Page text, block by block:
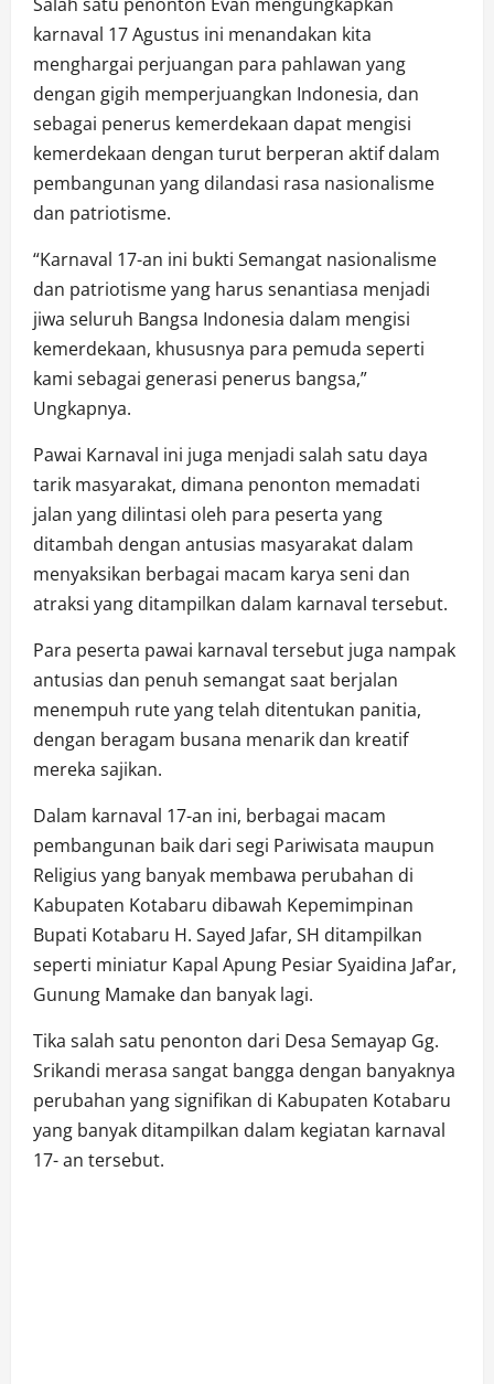
karnaval 17 Agustus ini menandakan kita
menghargai perjuangan para pahlawan yang
dengan gigih memperjuangkan Indonesia, dan
sebagai penerus kemerdekaan dapat mengisi
kemerdekaan dengan turut berperan aktif dalam
pembangunan yang dilandasi rasa nasionalisme
dan patriotisme.
“Karnaval 17-an ini bukti Semangat nasionalisme
dan patriotisme yang harus senantiasa menjadi
jiwa seluruh Bangsa Indonesia dalam mengisi
kemerdekaan, khususnya para pemuda seperti
kami sebagai generasi penerus bangsa,”
Ungkapnya.
Pawai Karnaval ini juga menjadi salah satu daya
tarik masyarakat, dimana penonton memadati
jalan yang dilintasi oleh para peserta yang
ditambah dengan antusias masyarakat dalam
menyaksikan berbagai macam karya seni dan
atraksi yang ditampilkan dalam karnaval tersebut.
Para peserta pawai karnaval tersebut juga nampak
antusias dan penuh semangat saat berjalan
menempuh rute yang telah ditentukan panitia,
dengan beragam busana menarik dan kreatif
mereka sajikan.
Dalam karnaval 17-an ini, berbagai macam
pembangunan baik dari segi Pariwisata maupun
Religius yang banyak membawa perubahan di
Kabupaten Kotabaru dibawah Kepemimpinan
Bupati Kotabaru H. Sayed Jafar, SH ditampilkan
seperti miniatur Kapal Apung Pesiar Syaidina Jaf’ar,
Gunung Mamake dan banyak lagi.
Tika salah satu penonton dari Desa Semayap Gg.
Srikandi merasa sangat bangga dengan banyaknya
perubahan yang signifikan di Kabupaten Kotabaru
yang banyak ditampilkan dalam kegiatan karnaval
17- an tersebut.